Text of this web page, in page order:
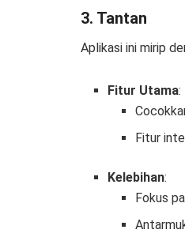
3. Tantan
Aplikasi ini mirip
Fitur Utama:
Fitur
Kelebihan:
Fokus